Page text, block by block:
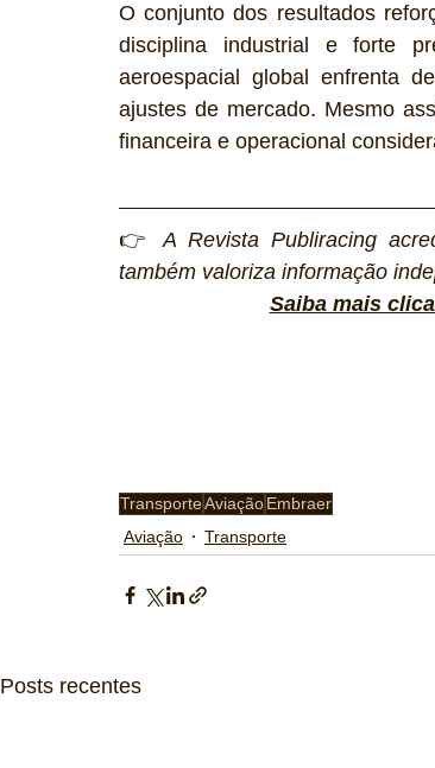
O conjunto dos resultados
disciplina industrial e forte
aeroespacial global enfrenta
ajustes de mercado. Mesmo
financeira e operacional
👉 A Revista Publiracing
também valoriza informação
Saiba mais
TransporteAviaçãoEmbraer
Aviação
Transporte
Posts recentes